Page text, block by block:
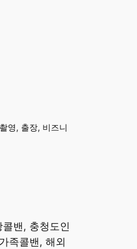
영, 출장, 비즈니
밴, 충청도인
족콜밴, 해외